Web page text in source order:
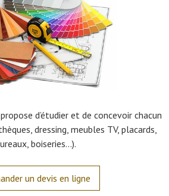
d’étudier et de concevoir chacun
dressing, meubles TV, placards,
boiseries…).
un devis en ligne